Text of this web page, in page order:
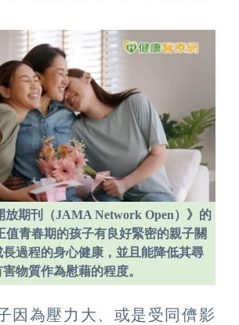
放期刊（JAMA Network Open）》的
值青春期的孩子有良好緊密的親子關
過程的身心健康，並且能降低其尋
物質作為慰藉的程度。
因為壓力大、或是受同儕影